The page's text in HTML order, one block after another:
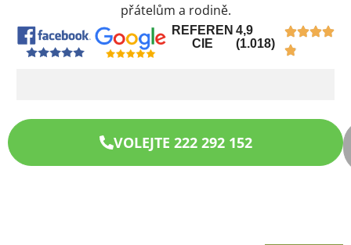
přátelům a rodině.
REFEREN
CIE
4,9
(1.018)
VOLEJTE 222 292 152